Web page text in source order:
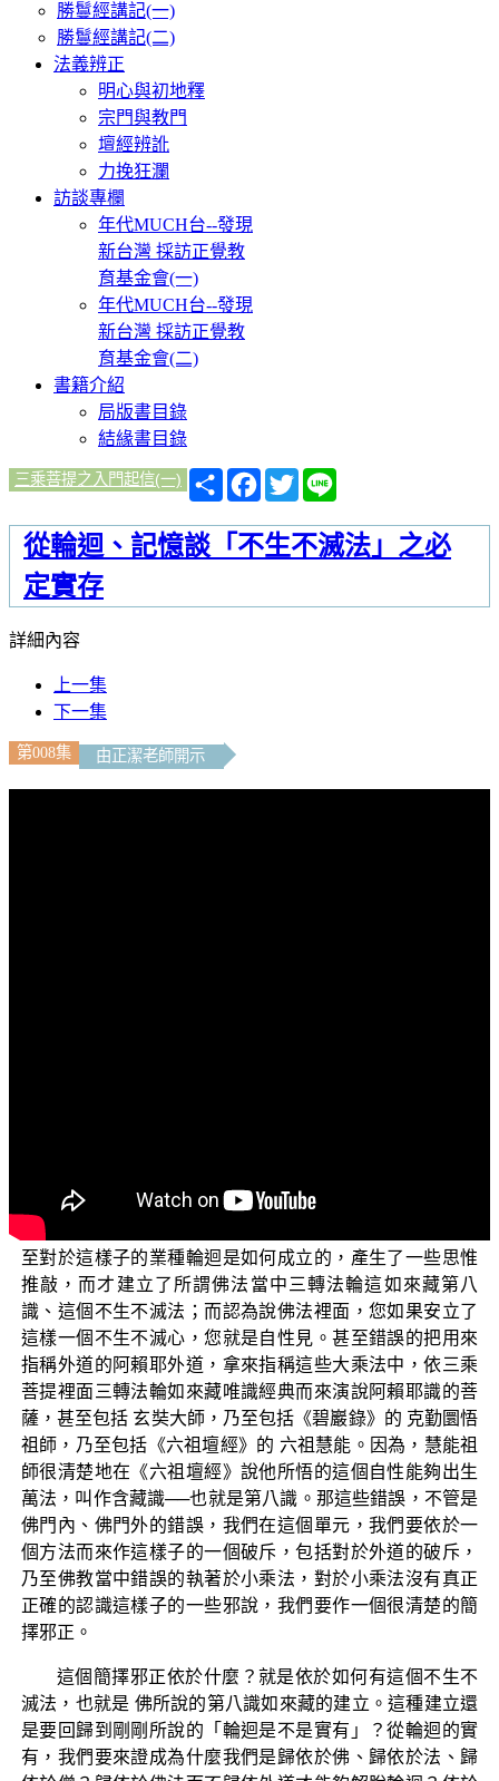
勝鬘經講記(一)
勝鬘經講記(二)
法義辨正
明心與初地釋
宗門與教門
壇經辨訛
力挽狂瀾
訪談專欄
年代MUCH台--發現
新台灣 採訪正覺教
育基金會(一)
年代MUCH台--發現
新台灣 採訪正覺教
育基金會(二)
書籍介紹
局版書目錄
結緣書目錄
三乘菩提之入門起信(一)
分
享
Facebook
Twitter
從輪迴、記憶談「不生不滅法」之必
定實存
詳細內容
上一集
下一集
第008集 由正潔老師開示
不生不滅法講錯了；而一些錯誤的認為說：大乘法是佛涅
槃之後，這一些弟子論師們因為對於 佛陀永恆的懷念。乃
至對於這樣子的業種輪迴是如何成立的，產生了一些思惟
推敲，而才建立了所謂佛法當中三轉法輪這如來藏第八
識、這個不生不滅法；而認為說佛法裡面，您如果安立了
這樣一個不生不滅心，您就是自性見。甚至錯誤的把用來
指稱外道的阿賴耶外道，拿來指稱這些大乘法中，依三乘
菩提裡面三轉法輪如來藏唯識經典而來演說阿賴耶識的菩
薩，甚至包括 玄奘大師，乃至包括《碧巖錄》的 克勤圜悟
祖師，乃至包括《六祖壇經》的 六祖慧能。因為，慧能祖
師很清楚地在《六祖壇經》說他所悟的這個自性能夠出生
萬法，叫作含藏識──也就是第八識。那這些錯誤，不管是
佛門內、佛門外的錯誤，我們在這個單元，我們要依於一
個方法而來作這樣子的一個破斥，包括對於外道的破斥，
乃至佛教當中錯誤的執著於小乘法，對於小乘法沒有真正
正確的認識這樣子的一些邪說，我們要作一個很清楚的簡
擇邪正。
這個簡擇邪正依於什麼？就是依於如何有這個不生不
滅法，也就是 佛所說的第八識如來藏的建立。這種建立還
是要回歸到剛剛所說的「輪迴是不是實有」？從輪迴的實
有，我們要來證成為什麼我們是歸依於佛、歸依於法、歸